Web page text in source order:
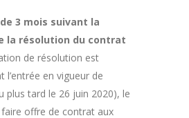
3 mois suivant la
la résolution du contrat
de résolution est
l’entrée en vigueur de
plus tard le 26 juin 2020), le
offre de contrat aux